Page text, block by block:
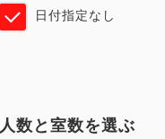
日付指定なし
人数と室数を選ぶ